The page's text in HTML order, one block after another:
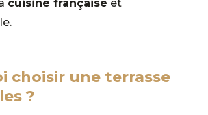
cuisine française et
choisir une terrasse
?